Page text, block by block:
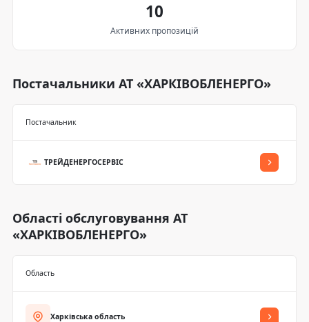
10
Активних пропозицій
Постачальники АТ «ХАРКІВОБЛЕНЕРГО»
Постачальник
ТРЕЙДЕНЕРГОСЕРВІС
Області обслуговування АТ
«ХАРКІВОБЛЕНЕРГО»
Область
Харківська область